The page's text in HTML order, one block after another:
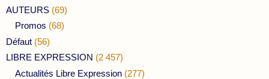
AUTEURS (69)
Promos (68)
Défaut (56)
LIBRE EXPRESSION (2 457)
Actualités Libre Expression (277)